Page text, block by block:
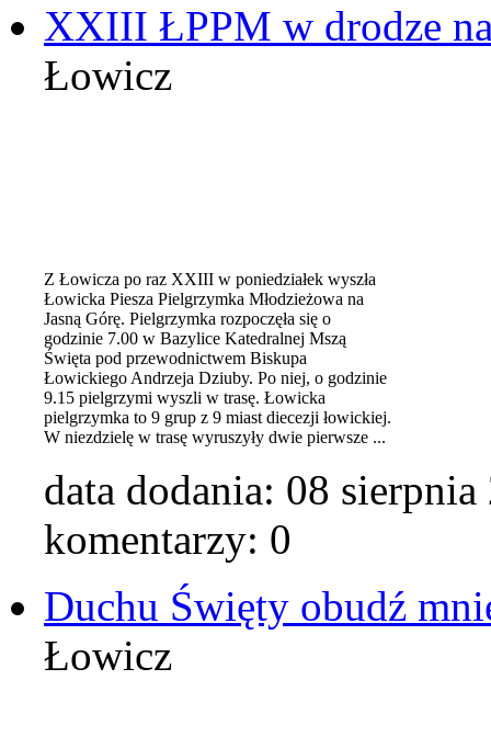
XXIII ŁPPM w drodze
Łowicz
Z Łowicza po raz XXIII w poniedziałek wyszła
Łowicka Piesza Pielgrzymka Młodzieżowa na
Jasną Górę. Pielgrzymka rozpoczęła się o
godzinie 7.00 w Bazylice Katedralnej Mszą
Święta pod przewodnictwem Biskupa
Łowickiego Andrzeja Dziuby. Po niej, o godzinie
9.15 pielgrzymi wyszli w trasę. Łowicka
pielgrzymka to 9 grup z 9 miast diecezji łowickiej.
W niezdzielę w trasę wyruszyły dwie pierwsze ...
data dodania: 08 sierpnia
komentarzy: 0
Duchu Święty obudź
Łowicz